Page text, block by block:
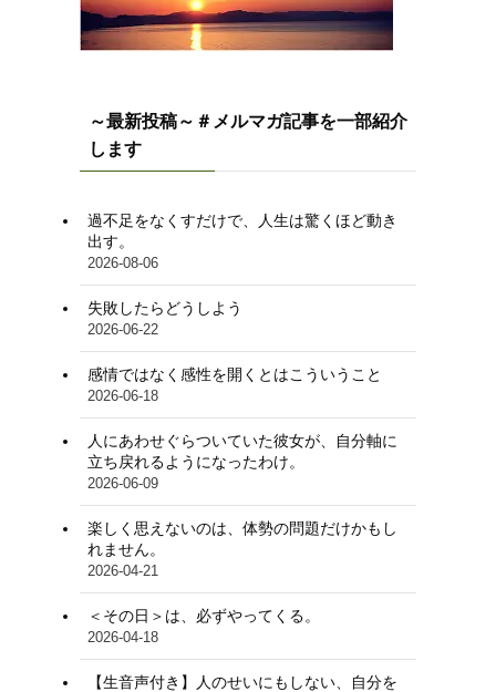
～最新投稿～＃メルマガ記事を一部紹介
します
過不足をなくすだけで、人生は驚くほど動き
出す。
2026-08-06
失敗したらどうしよう
2026-06-22
感情ではなく感性を開くとはこういうこと
2026-06-18
人にあわせぐらついていた彼女が、自分軸に
立ち戻れるようになったわけ。
2026-06-09
楽しく思えないのは、体勢の問題だけかもし
れません。
2026-04-21
＜その日＞は、必ずやってくる。
2026-04-18
【生音声付き】人のせいにもしない、自分を